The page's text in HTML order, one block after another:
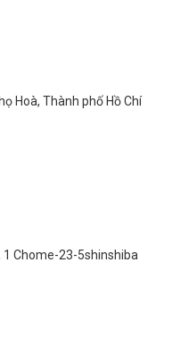
Hoà, Thành phố Hồ Chí
1 Chome-23-5shinshiba